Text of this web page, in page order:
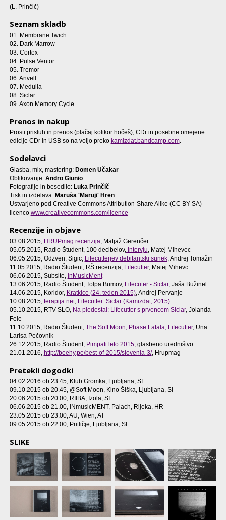
(L. Prinčič)
Seznam skladb
01. Membrane Twich
02. Dark Marrow
03. Cortex
04. Pulse Ventor
05. Tremor
06. Anvell
07. Medulla
08. Siclar
09. Axon Memory Cycle
Prenos in nakup
Prosti prisluh in prenos (plačaj kolikor hočeš), CDr in posebne omejene
edicije CDr in USB so na voljo preko kamizdat.bandcamp.com.
Sodelavci
Glasba, mix, mastering: Domen Učakar
Oblikovanje: Andro Giunio
Fotografije in besedilo: Luka Prinčič
Tisk in izdelava: Maruša 'Maruji' Hren
Ustvarjeno pod Creative Commons Attribution-Share Alike (CC BY-SA)
licenco www.creativecommons.com/licence
Recenzije in objave
03.08.2015, HRUPmag recenzija , Matjaž Gerenčer
05.05.2015, Radio Študent, 100 decibelov, Intervju , Matej Mihevec
06.05.2015, Odzven, Sigic, Lifecutterjev debitantski sunek, Andrej Tomažin
11.05.2015, Radio Študent, RŠ recenzija, Lifecutter, Matej Mihevc
06.06.2015, Subsite, InMusicMent
13.06.2015, Radio Študent, Tolpa Bumov, Lifecuter - Siclar, Jaša Bužinel
14.06.2015, Koridor, Kratkice (24. teden 2015), Andrej Pervanje
10.08.2015, terapija.net, Lifecutter: Siclar (Kamizdat, 2015)
05.10.2015, RTV SLO, Na piedestal: Lifecutter s prvencem Siclar, Jolanda
Fele
11.10.2015, Radio Študent, The Soft Moon, Phase Fatala, Lifecutter, Una
Larisa Pečovnik
26.12.2015, Radio Študent, Pimpati leto 2015, glasbeno uredništvo
21.01.2016, http://beehy.pe/best-of-2015/slovenia-3/, Hrupmag
Pretekli dogodki
04.02.2016 ob 23.45, Klub Gromka, Ljubljana, SI
09.10.2015 ob 20.45, @Soft Moon, Kino Šiška, Ljubljana, SI
20.06.2015 ob 20.00, RIIBA, Izola, SI
06.06.2015 ob 21.00, INmusicMENT, Palach, Rijeka, HR
23.05.2015 ob 23.00, AU, Wien, AT
09.05.2015 ob 22.00, Pritličje, Ljubljana, SI
SLIKE